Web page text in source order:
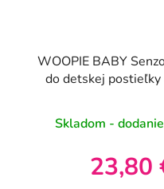
WOOPIE BABY
do detskej postieľky
Skladom -
23,80